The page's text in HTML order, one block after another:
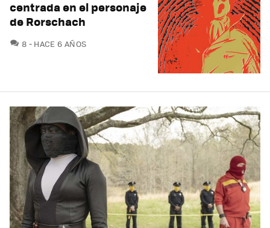
centrada en el personaje
de Rorschach
8 COMENTARIOS
HACE 6 AÑOS